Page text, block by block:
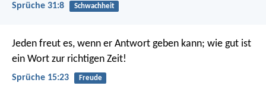
Sprüche 31:8 Schwachheit
Jeden freut es, wenn er Antwort geben kann; wie gut ist
ein Wort zur richtigen Zeit!
Sprüche 15:23 Freude